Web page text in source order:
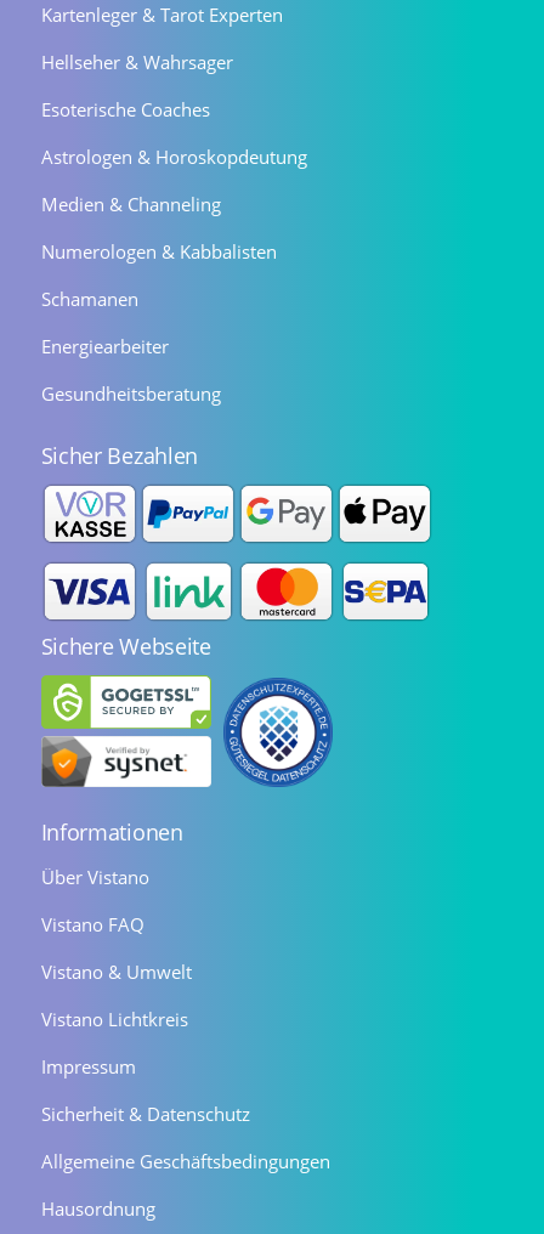
Kartenleger & Tarot Experten
Hellseher & Wahrsager
Esoterische Coaches
Astrologen & Horoskopdeutung
Medien & Channeling
Numerologen & Kabbalisten
Schamanen
Energiearbeiter
Gesundheitsberatung
Sicher Bezahlen
Sichere Webseite
Informationen
Über Vistano
Vistano FAQ
Vistano & Umwelt
Vistano Lichtkreis
Impressum
Sicherheit & Datenschutz
Allgemeine Geschäftsbedingungen
Hausordnung